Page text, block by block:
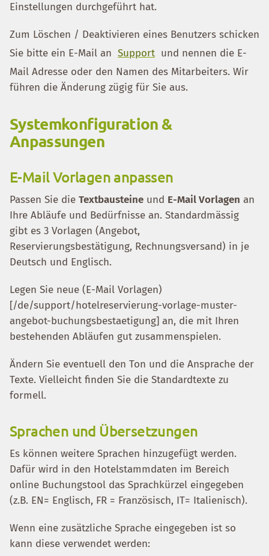
Einstellungen durchgeführt hat.
Zum Löschen / Deaktivieren eines Benutzers schicken
Sie bitte ein E-Mail an Support und nennen die E-
Mail Adresse oder den Namen des Mitarbeiters. Wir
führen die Änderung zügig für Sie aus.
Systemkonfiguration &
Anpassungen
E-Mail Vorlagen anpassen
Passen Sie die Textbausteine und E-Mail Vorlagen an
Ihre Abläufe und Bedürfnisse an. Standardmässig
gibt es 3 Vorlagen (Angebot,
Reservierungsbestätigung, Rechnungsversand) in je
Deutsch und Englisch.
Legen Sie neue (E-Mail Vorlagen)
[/de/support/hotelreservierung-vorlage-muster-
angebot-buchungsbestaetigung] an, die mit Ihren
bestehenden Abläufen gut zusammenspielen.
Ändern Sie eventuell den Ton und die Ansprache der
Texte. Vielleicht finden Sie die Standardtexte zu
formell.
Sprachen und Übersetzungen
Es können weitere Sprachen hinzugefügt werden.
Dafür wird in den Hotelstammdaten im Bereich
online Buchungstool das Sprachkürzel eingegeben
(z.B. EN= Englisch, FR = Französisch, IT= Italienisch).
Wenn eine zusätzliche Sprache eingegeben ist so
kann diese verwendet werden: